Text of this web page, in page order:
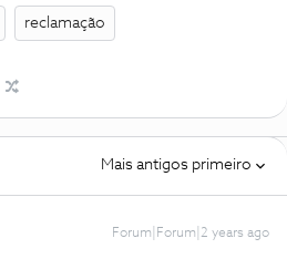
reclamação
Mais antigos primeiro
Forum|Forum|2 years ago